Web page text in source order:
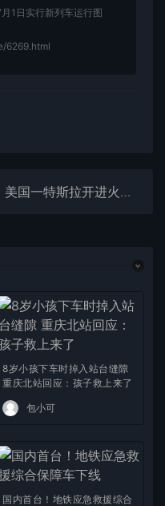
1日实行新列车运行图
6269.html
美国一特斯拉开进火车轨道被撞 司机称车辆当时在自动驾驶
8岁小孩下车时掉入站台缝隙
重庆北站回应：孩子救上来了
包小可
国内首台！地铁应急救援综合